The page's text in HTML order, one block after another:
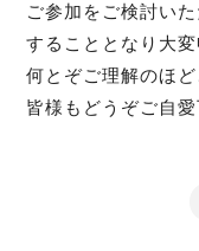
ご参加をご検討い
することとなり大変
何とぞご理解のほ
皆様もどうぞご自愛